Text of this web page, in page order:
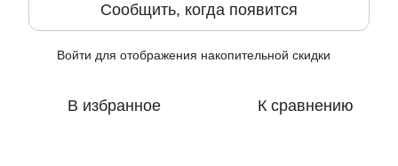
Сообщить, когда появится
Войти для отображения накопительной скидки
В избранное К сравнению